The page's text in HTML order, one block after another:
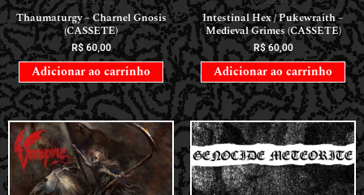
Thaumaturgy – Charnel Gnosis
(CASSETE)
R$60,00
Adicionar ao carrinho
Intestinal Hex / Pukewraith –
Medieval Grimes (CASSETE)
R$60,00
Adicionar ao carrinho